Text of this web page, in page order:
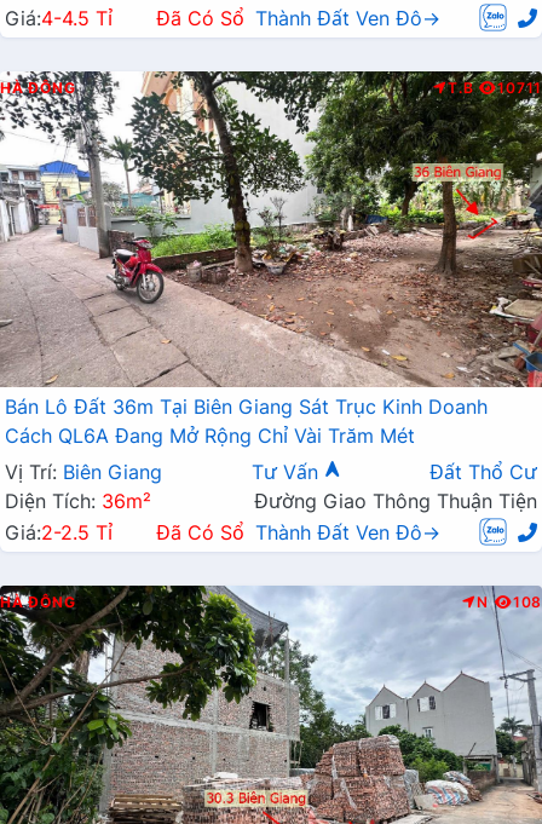
Giá:4-4.5 Tỉ Đã Có Sổ Thành Đất Ven Đô→
HÀ ĐÔNG T.B 10711
Bán Lô Đất 36m Tại Biên Giang Sát Trục Kinh Doanh
Cách QL6A Đang Mở Rộng Chỉ Vài Trăm Mét
Vị Trí: Biên Giang Tư Vấn
Đất Thổ Cư
Diện Tích: 36m²
Đường Giao Thông Thuận Tiện
Giá:2-2.5 Tỉ Đã Có Sổ Thành Đất Ven Đô→
HÀ ĐÔNG N 108